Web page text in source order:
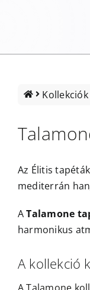
Kollekciók
Az Élitis tapéták
mediterrán
ATalamone
harmonikus
A kollekció